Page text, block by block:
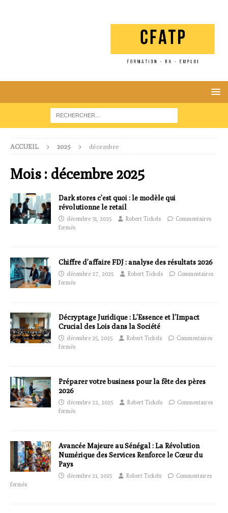
ACCUEIL 2025 décembre
Mois : décembre 2025
Dark stores c’est quoi : le modèle qui
révolutionne le retail
décembre 31, 2025 Robert Tickels
Commentaires
fermés
Chiffre d’affaire FDJ : analyse des résultats 2026
décembre 27, 2025 Robert Tickels
Commentaires
fermés
Décryptage Juridique : L’Essence et l’Impact
Crucial des Lois dans la Société
décembre 25, 2025 Robert Tickels
Commentaires
fermés
Préparer votre business pour la fête des pères
2026
décembre 22, 2025 Robert Tickels
Commentaires
fermés
Avancée Majeure au Sénégal : La Révolution
Numérique des Services Renforce le Cœur du
Pays
décembre 21, 2025 Robert Tickels
Commentaires
fermés